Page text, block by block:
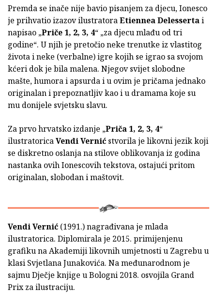
Premda se inače nije bavio pisanjem za djecu, Ionesco
je prihvatio izazov ilustratoraEtiennea Delessertai
napisao „Priče 1, 2, 3, 4“ „za djecu mlađu od tri
godine“. U njih je pretočio neke trenutke iz vlastitog
života i neke (verbalne) igre kojih se igrao sa svojom
kćeri dok je bila malena. Njegov svijet slobodne
mašte, humora i apsurda i u ovim je pričama jednako
originalan i prepoznatljiv kao i u dramama koje su
mu donijele svjetsku slavu.
Za prvo hrvatsko izdanje „Priča 1, 2, 3, 4“
ilustratoricaVendi Vernić stvorila je likovni jezik koji
se diskretno oslanja na stilove oblikovanja iz godina
nastanka ovih Ionescovih tekstova, ostajući pritom
originalan, slobodan i maštovit.
Vendi Vernić (1991.) nagrađivana je mlada
ilustratorica. Diplomirala je 2015. primijenjenu
grafiku na Akademiji likovnih umjetnosti u Zagrebu u
klasi Svjetlana Junakovića. Na međunarodnom je
sajmu Dječje knjige u Bologni 2018. osvojila Grand
Prix za ilustraciju.